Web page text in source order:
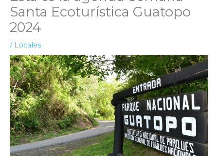
Santa Ecoturística Guatopo
2024
/ Locales